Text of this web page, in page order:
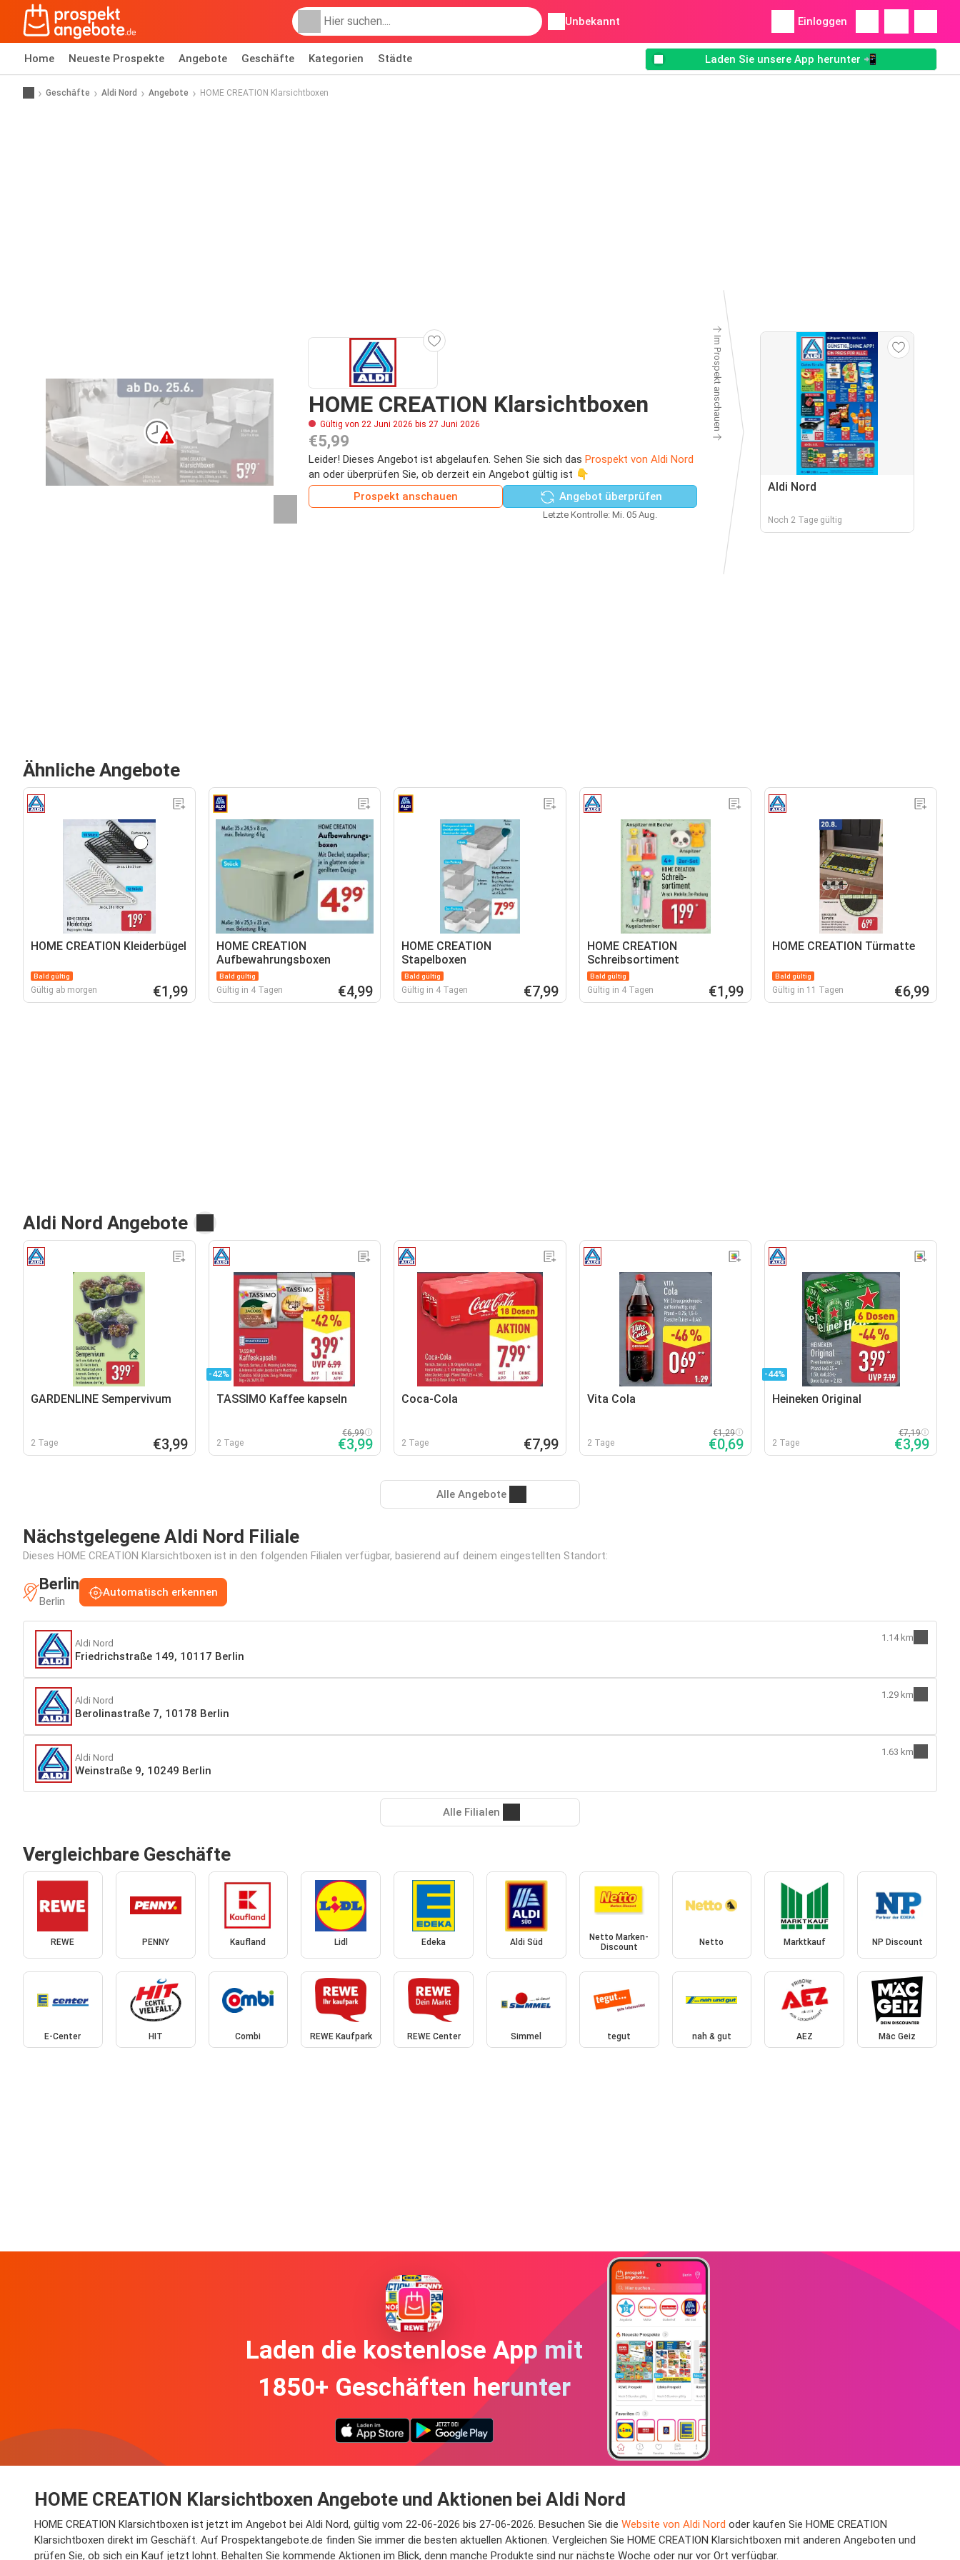
Unbekannt Einloggen
Home Neueste Prospekte Angebote Geschäfte Kategorien Städte Laden Sie unsere App herunter 📲
Geschäfte Aldi Nord Angebote HOME CREATION Klarsichtboxen
HOME CREATION Klarsichtboxen
Gültig von 22 Juni 2026 bis 27 Juni 2026
€5,99
Leider! Dieses Angebot ist abgelaufen. Sehen Sie sich das Prospekt von Aldi Nord
an oder überprüfen Sie, ob derzeit ein Angebot gültig ist 👇
Prospekt anschauen
Angebot überprüfen
Letzte Kontrolle: Mi. 05 Aug.
Im Prospekt anschauen
Aldi Nord
Noch 2 Tage gültig
Ähnliche Angebote
HOME CREATION Kleiderbügel
Bald gültig
Gültig ab morgen €1,99
HOME CREATION
Aufbewahrungsboxen
Bald gültig
Gültig in 4 Tagen €4,99
HOME CREATION
Stapelboxen
Bald gültig
Gültig in 4 Tagen €7,99
HOME CREATION
Schreibsortiment
Bald gültig
Gültig in 4 Tagen €1,99
HOME CREATION Türmatte
Bald gültig
Gültig in 11 Tagen €6,99
Aldi Nord Angebote
GARDENLINE Sempervivum
2 Tage €3,99
-42%
TASSIMO Kaffee kapseln
2 Tage
€6,99
€3,99
Coca-Cola
2 Tage €7,99
Vita Cola
2 Tage
€1,29
€0,69
-44%
Heineken Original
2 Tage
€7,19
€3,99
Alle Angebote
Nächstgelegene Aldi Nord Filiale
Dieses HOME CREATION Klarsichtboxen ist in den folgenden Filialen verfügbar, basierend auf deinem eingestellten Standort:
Berlin
Berlin
Automatisch erkennen
Aldi Nord
Friedrichstraße 149, 10117 Berlin
1.14 km
Aldi Nord
Berolinastraße 7, 10178 Berlin
1.29 km
Aldi Nord
Weinstraße 9, 10249 Berlin
1.63 km
Alle Filialen
Vergleichbare Geschäfte
REWE PENNY Kaufland Lidl Edeka Aldi Süd
Netto Marken-
Discount
Netto Marktkauf NP Discount
E-Center HIT Combi REWE Kaufpark REWE Center Simmel tegut nah & gut AEZ Mäc Geiz
Laden die kostenlose App mit
1850+ Geschäften herunter
HOME CREATION Klarsichtboxen Angebote und Aktionen bei Aldi Nord
HOME CREATION Klarsichtboxen ist jetzt im Angebot bei Aldi Nord, gültig vom 22-06-2026 bis 27-06-2026. Besuchen Sie die Website von Aldi Nord oder kaufen Sie HOME CREATION
Klarsichtboxen direkt im Geschäft. Auf Prospektangebote.de finden Sie immer die besten aktuellen Aktionen. Vergleichen Sie HOME CREATION Klarsichtboxen mit anderen Angeboten und
prüfen Sie, ob sich ein Kauf jetzt lohnt. Behalten Sie kommende Aktionen im Blick, denn manche Produkte sind nur nächste Woche oder nur vor Ort verfügbar.